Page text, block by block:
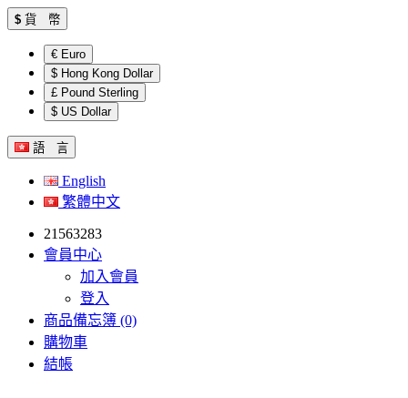
$ 貨 幣
€ Euro
$ Hong Kong Dollar
£ Pound Sterling
$ US Dollar
語 言
English
繁體中文
21563283
會員中心
加入會員
登入
商品備忘簿 (0)
購物車
結帳